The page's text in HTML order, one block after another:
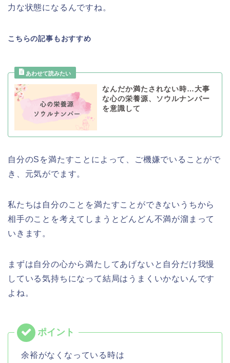
力な状態になるんですね。
こちらの記事もおすすめ
なんだか満たされない時…大事
な心の栄養源、ソウルナンバー
を意識して
自分のSを満たすことによって、ご機嫌でいることがで
き、元気がでます。
私たちは自分のことを満たすことができないうちから
相手のことを考えてしまうとどんどん不満が溜まって
いきます。
まずは自分の心から満たしてあげないと自分だけ我慢
している気持ちになって結局はうまくいかないんです
よね。
余裕がなくなっている時は